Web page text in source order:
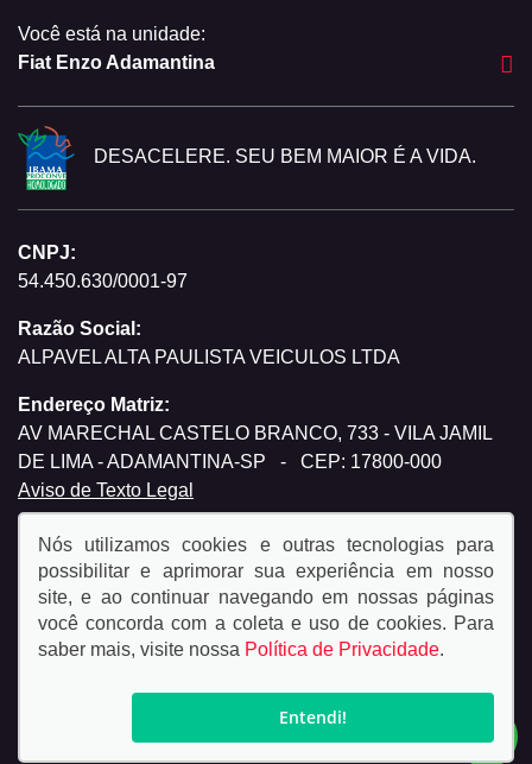
Você está na unidade:
Fiat Enzo Adamantina
DESACELERE. SEU BEM MAIOR É A VIDA.
CNPJ:
54.450.630/0001-97
Razão Social:
ALPAVEL ALTA PAULISTA VEICULOS LTDA
Endereço Matriz:
AV MARECHAL CASTELO BRANCO, 733 - VILA JAMIL
DE LIMA - ADAMANTINA-SP
-
CEP: 17800-000
Aviso de Texto Legal
© Copyright 2026
privacidade.
Nós utilizamos cookies e outras tecnologias para
possibilitar e aprimorar sua experiência em nosso
site, e ao continuar navegando em nossas páginas
você concorda com a coleta e uso de cookies. Para
saber mais, visite nossa Política de Privacidade.
Entendi!